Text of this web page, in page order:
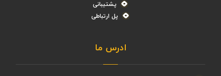
پشتیبانی
پل ارتباطی
ادرس ما